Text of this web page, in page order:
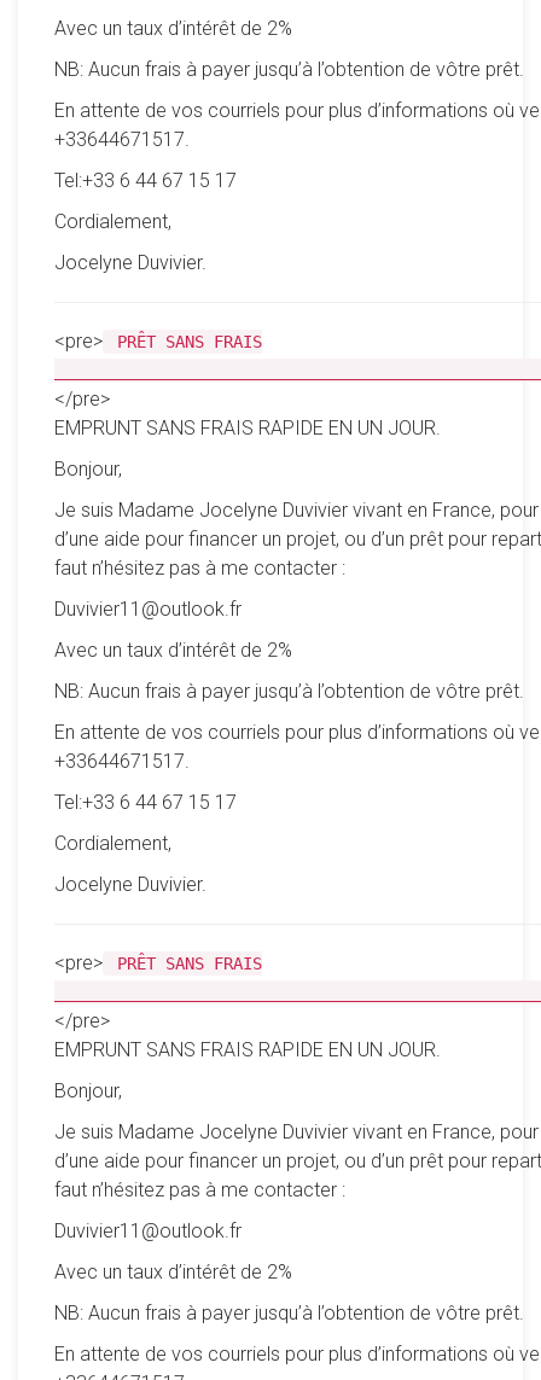
Avec un taux d’intérêt de 2%
NB: Aucun frais à payer jusqu’à l’obtention de vôtre prêt.
En attente de vos courriels pour plus d’informations où
+33644671517.
Tel:+33 6 44 67 15 17
Cordialement,
Jocelyne Duvivier.
<pre>
PRÊT SANS FRAIS
</pre>
EMPRUNT SANS FRAIS RAPIDE EN UN JOUR.
Bonjour,
Je suis Madame Jocelyne Duvivier vivant en France,
d’une aide pour financer un projet, ou d’un prêt pour
faut n’hésitez pas à me contacter :
Duvivier11@outlook.fr
Avec un taux d’intérêt de 2%
NB: Aucun frais à payer jusqu’à l’obtention de vôtre prêt.
En attente de vos courriels pour plus d’informations où
+33644671517.
Tel:+33 6 44 67 15 17
Cordialement,
Jocelyne Duvivier.
<pre>
PRÊT SANS FRAIS
</pre>
EMPRUNT SANS FRAIS RAPIDE EN UN JOUR.
Bonjour,
Je suis Madame Jocelyne Duvivier vivant en France,
d’une aide pour financer un projet, ou d’un prêt pour
faut n’hésitez pas à me contacter :
Duvivier11@outlook.fr
Avec un taux d’intérêt de 2%
NB: Aucun frais à payer jusqu’à l’obtention de vôtre prêt.
En attente de vos courriels pour plus d’informations où